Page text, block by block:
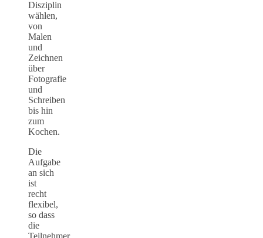
Disziplin
wählen,
von
Malen
und
Zeichnen
über
Fotografie
und
Schreiben
bis hin
zum
Kochen.
Die
Aufgabe
an sich
ist
recht
flexibel,
so dass
die
Teilnehmer